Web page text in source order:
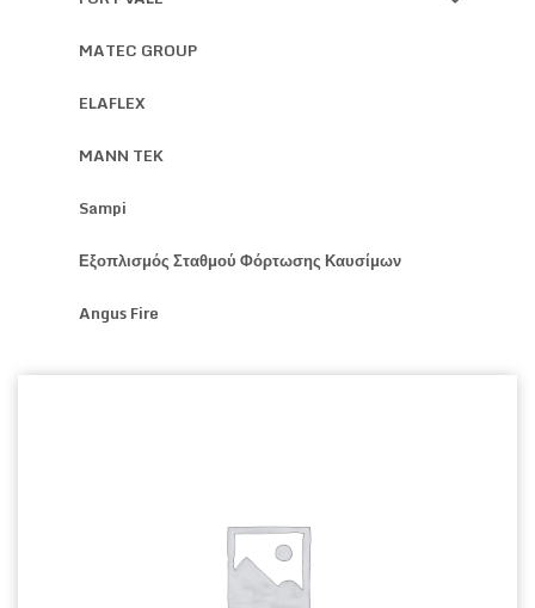
MATEC GROUP
ELAFLEX
MANN TEK
Sampi
Εξοπλισμός Σταθμού Φόρτωσης Καυσίμων
Angus Fire